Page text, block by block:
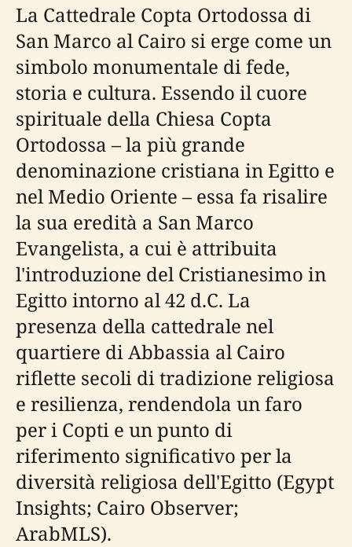
La Cattedrale Copta Ortodossa di
San Marco al Cairo si erge come un
simbolo monumentale di fede,
storia e cultura. Essendo il cuore
spirituale della Chiesa Copta
Ortodossa – la più grande
denominazione cristiana in Egitto e
nel Medio Oriente – essa fa risalire
la sua eredità a San Marco
Evangelista, a cui è attribuita
l'introduzione del Cristianesimo in
Egitto intorno al 42 d.C. La
presenza della cattedrale nel
quartiere di Abbassia al Cairo
riflette secoli di tradizione religiosa
e resilienza, rendendola un faro
per i Copti e un punto di
riferimento significativo per la
diversità religiosa dell'Egitto (Egypt
Insights; Cairo Observer;
ArabMLS).